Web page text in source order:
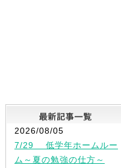
2026/08/05
7/29 低学年ホームルー
ム～夏の勉強の仕方～